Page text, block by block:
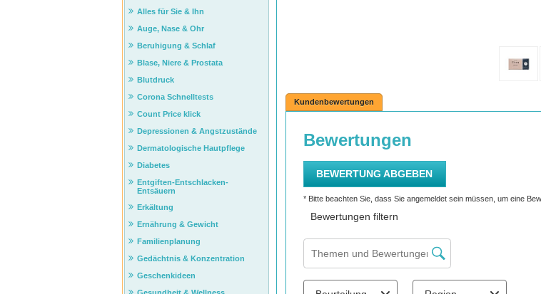
Kundenbewertungen
Alles für Sie & Ihn
Auge, Nase & Ohr
Beruhigung & Schlaf
Blase, Niere & Prostata
Blutdruck
Corona Schnelltests
Count Price klick
Depressionen & Angstzustände
Dermatologische Hautpflege
Diabetes
Entgiften-Entschlacken-
Entsäuern
Erkältung
Ernährung & Gewicht
Familienplanung
Gedächtnis & Konzentration
Geschenkideen